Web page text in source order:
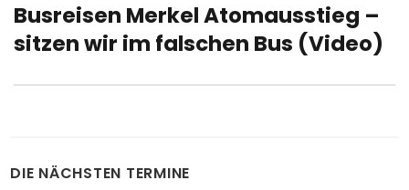
Next
post:
Busreisen Merkel Atomausstieg –
sitzen wir im falschen Bus (Video)
DIE NÄCHSTEN TERMINE